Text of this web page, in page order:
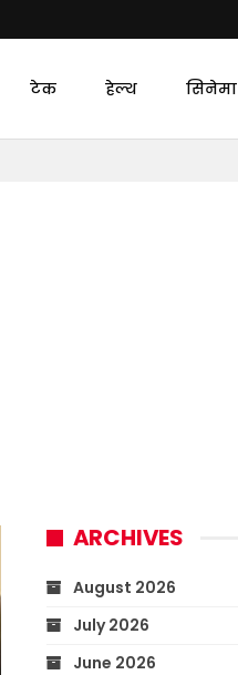
टेक हेल्थ सिनेमा
ARCHIVES
August 2026
July 2026
June 2026